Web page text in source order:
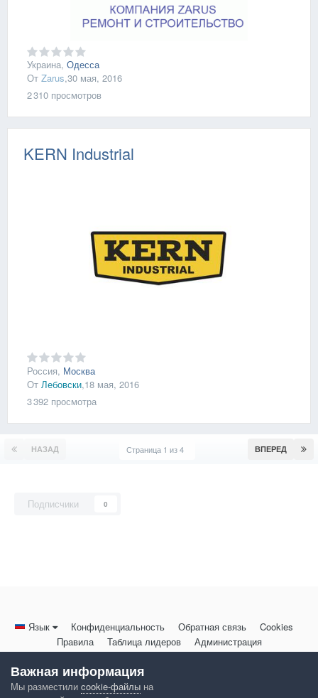
Украина, Одесса
От Zarus,30 мая, 2016
2 310 просмотров
KERN Industrial
Россия, Москва
От Лебовски,18 мая, 2016
3 392 просмотра
НАЗАД ВПЕРЕД
Страница 1 из 4
Подписчики 0
Язык Конфиденциальность Обратная связь
Cookies
Правила
Таблица лидеров Администрация
Powered by Invision Community
Важная информация
Мы разместили cookie-файлы на